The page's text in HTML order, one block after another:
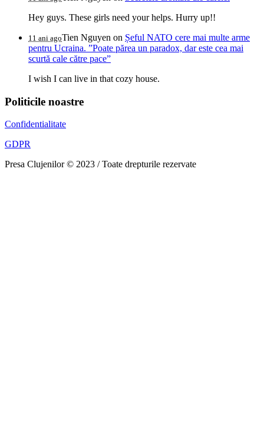
Hey guys. These girls need your helps. Hurry up!!
11 ani agoTien Nguyen on Șeful NATO cere mai multe arme
pentru Ucraina. ”Poate părea un paradox, dar este cea mai
scurtă cale către pace”
I wish I can live in that cozy house.
Politicile noastre
Confidentialitate
GDPR
Presa Clujenilor © 2023 / Toate drepturile rezervate